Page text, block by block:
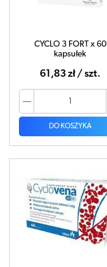
CYCLO 3 FORT x 60
kapsułek
61,83 zł / szt.
DO KOSZYKA